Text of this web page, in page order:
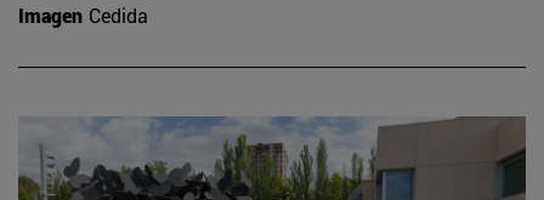
Imagen Cedida